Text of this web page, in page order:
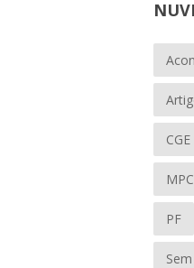
CGE
PF